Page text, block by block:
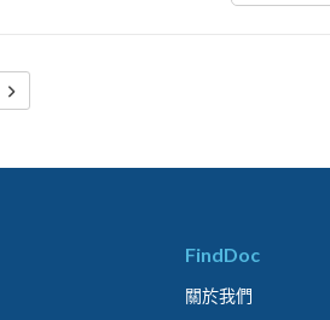
FindDoc
關於我們